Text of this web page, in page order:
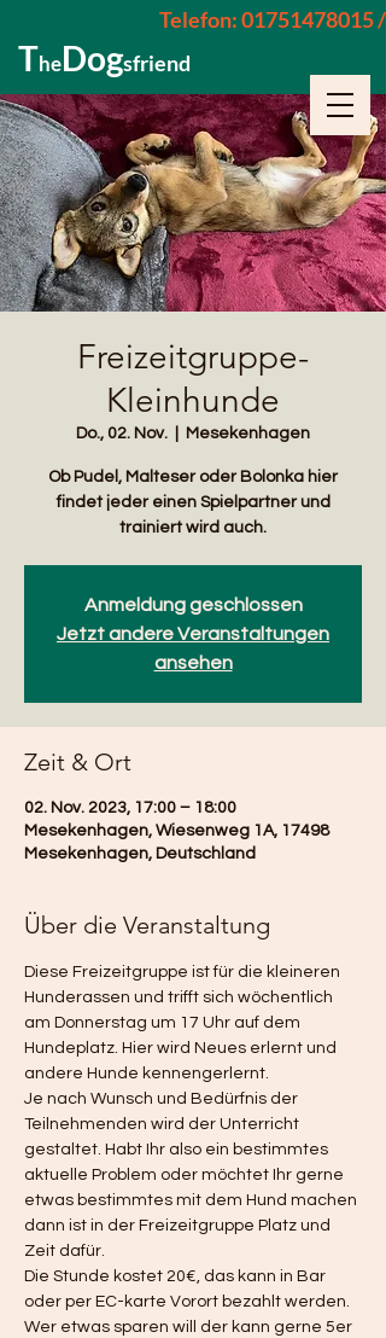
TheDogsfriend
Telefon: 01751478015 /
Freizeitgruppe-
Kleinhunde
Do., 02. Nov. Mesekenhagen
Ob Pudel, Malteser oder Bolonka hier
findet jeder einen Spielpartner und
trainiert wird auch.
Anmeldung geschlossen
Jetzt andere Veranstaltungen
ansehen
Zeit & Ort
02. Nov. 2023, 17:00 – 18:00
Mesekenhagen, Wiesenweg 1A, 17498
Mesekenhagen, Deutschland
Über die Veranstaltung
Diese Freizeitgruppe ist für die kleineren
Hunderassen und trifft sich wöchentlich
am Donnerstag um 17 Uhr auf dem
Hundeplatz. Hier wird Neues erlernt und
andere Hunde kennengerlernt.
Je nach Wunsch und Bedürfnis der
Teilnehmenden wird der Unterricht
gestaltet. Habt Ihr also ein bestimmtes
aktuelle Problem oder möchtet Ihr gerne
etwas bestimmtes mit dem Hund machen
dann ist in der Freizeitgruppe Platz und
Zeit dafür.
Die Stunde kostet 20€, das kann in Bar
oder per EC-karte Vorort bezahlt werden.
Wer etwas sparen will der kann gerne 5er